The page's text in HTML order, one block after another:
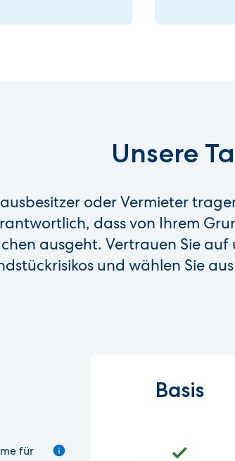
Unsere
oder Vermieter
dass von Ihrem
ausgeht. Vertrauen Sie
und wählen Sie
Basis
für